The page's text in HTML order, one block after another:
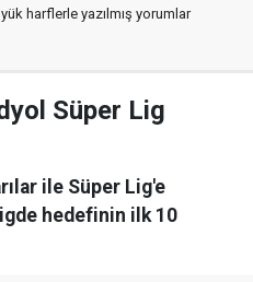
harflerle yazılmış yorumlar
Süper Lig
ile Süper Lig'e
hedefinin ilk 10